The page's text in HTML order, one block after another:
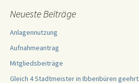
Neueste Beiträge
Anlagennutzung
Aufnahmeantrag
Mitgliedsbeiträge
Gleich 4 Stadtmeister in Ibbenbüren geehrt